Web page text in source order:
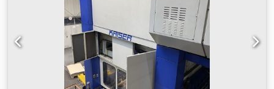
expandible con PEELER OTO AD408 SD - Línea de entrada
con abrespiras, pinch-roll motorizado, pre-enderezador y
rodillos de guiado lateral - Soldadora automática de punta-
cola para unión de fleje - Soporte intermedio de guiado de
fleje - Sección de break down - Conformado universal CTA
VAI CTA90 - Acabado fin pass - Soldadura - Doble túnel de
enfriamiento - Calibrado - Soportes de calibrado fuera de